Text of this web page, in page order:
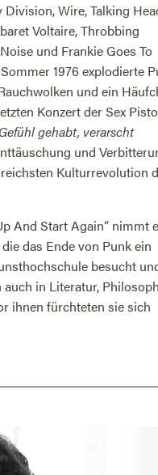
Wire, Talking
Voltaire, Throbbing
und Frankie Goes To
1976 explodierte
und ein
Konzert der Sex
gehabt, verarscht
und
Kulturrevolution
And Start Again” nimmt
das Ende von Punk ein
besucht
in Literatur,
ihnen fürchteten sie sich